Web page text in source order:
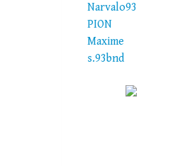
Narvalo93
PION
Maxime
s.93bnd